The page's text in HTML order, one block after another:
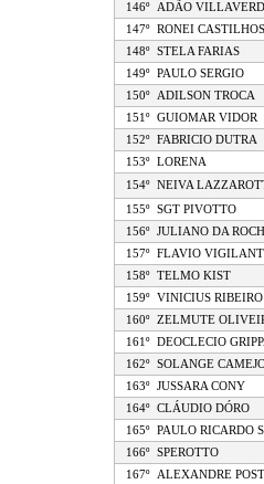
146º
ADÃO
147º
RONEI CASTILHOS
148º
STELA FARIAS
149º
PAULO SERGIO
150º
ADILSON TROCA
151º
GUIOMAR VIDOR
152º
FABRICIO DUTRA
153º
LORENA
154º
NEIVA
155º
SGT PIVOTTO
156º
JULIANO DA
157º
FLAVIO
158º
TELMO KIST
159º
VINICIUS RIBEIRO
160º
ZELMUTE
161º
DEOCLECIO
162º
SOLANGE
163º
JUSSARA CONY
164º
CLÁUDIO DÓRO
165º
PAULO RICARDO
166º
SPEROTTO
167º
ALEXANDRE